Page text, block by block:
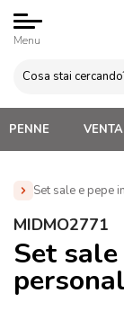
Menu
PENNE
Set sale e pepe
Home » Gadget
sale e pepe in
MIDMO2771
Set